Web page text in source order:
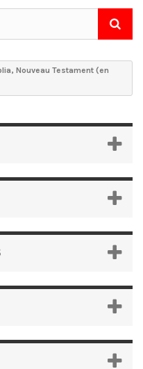
Nouveau Testament (en